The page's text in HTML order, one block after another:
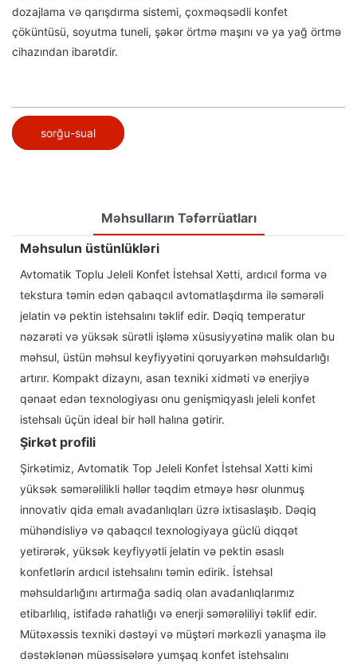
dozajlama və qarışdırma sistemi, çoxməqsədli konfet
çöküntüsü, soyutma tuneli, şəkər örtmə maşını və ya yağ örtmə
cihazından ibarətdir.
sorğu-sual
Məhsulların Təfərrüatları
Məhsulun üstünlükləri
Avtomatik Toplu Jeleli Konfet İstehsal Xətti, ardıcıl forma və
tekstura təmin edən qabaqcıl avtomatlaşdırma ilə səmərəli
jelatin və pektin istehsalını təklif edir. Dəqiq temperatur
nəzarəti və yüksək sürətli işləmə xüsusiyyətinə malik olan bu
məhsul, üstün məhsul keyfiyyətini qoruyarkən məhsuldarlığı
artırır. Kompakt dizaynı, asan texniki xidməti və enerjiyə
qənaət edən texnologiyası onu genişmiqyaslı jeleli konfet
istehsalı üçün ideal bir həll halına gətirir.
Şirkət profili
Şirkətimiz, Avtomatik Top Jeleli Konfet İstehsal Xətti kimi
yüksək səmərəlilikli həllər təqdim etməyə həsr olunmuş
innovativ qida emalı avadanlıqları üzrə ixtisaslaşıb. Dəqiq
mühəndisliyə və qabaqcıl texnologiyaya güclü diqqət
yetirərək, yüksək keyfiyyətli jelatin və pektin əsaslı
konfetlərin ardıcıl istehsalını təmin edirik. İstehsal
məhsuldarlığını artırmağa sadiq olan avadanlıqlarımız
etibarlılıq, istifadə rahatlığı və enerji səmərəliliyi təklif edir.
Mütəxəssis texniki dəstəyi və müştəri mərkəzli yanaşma ilə
dəstəklənən müəssisələrə yumşaq konfet istehsalını